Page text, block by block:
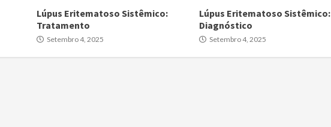
Lúpus Eritematoso Sistêmico:
Tratamento
Setembro 4, 2025
Lúpus Eritematoso Sistêmico:
Diagnóstico
Setembro 4, 2025